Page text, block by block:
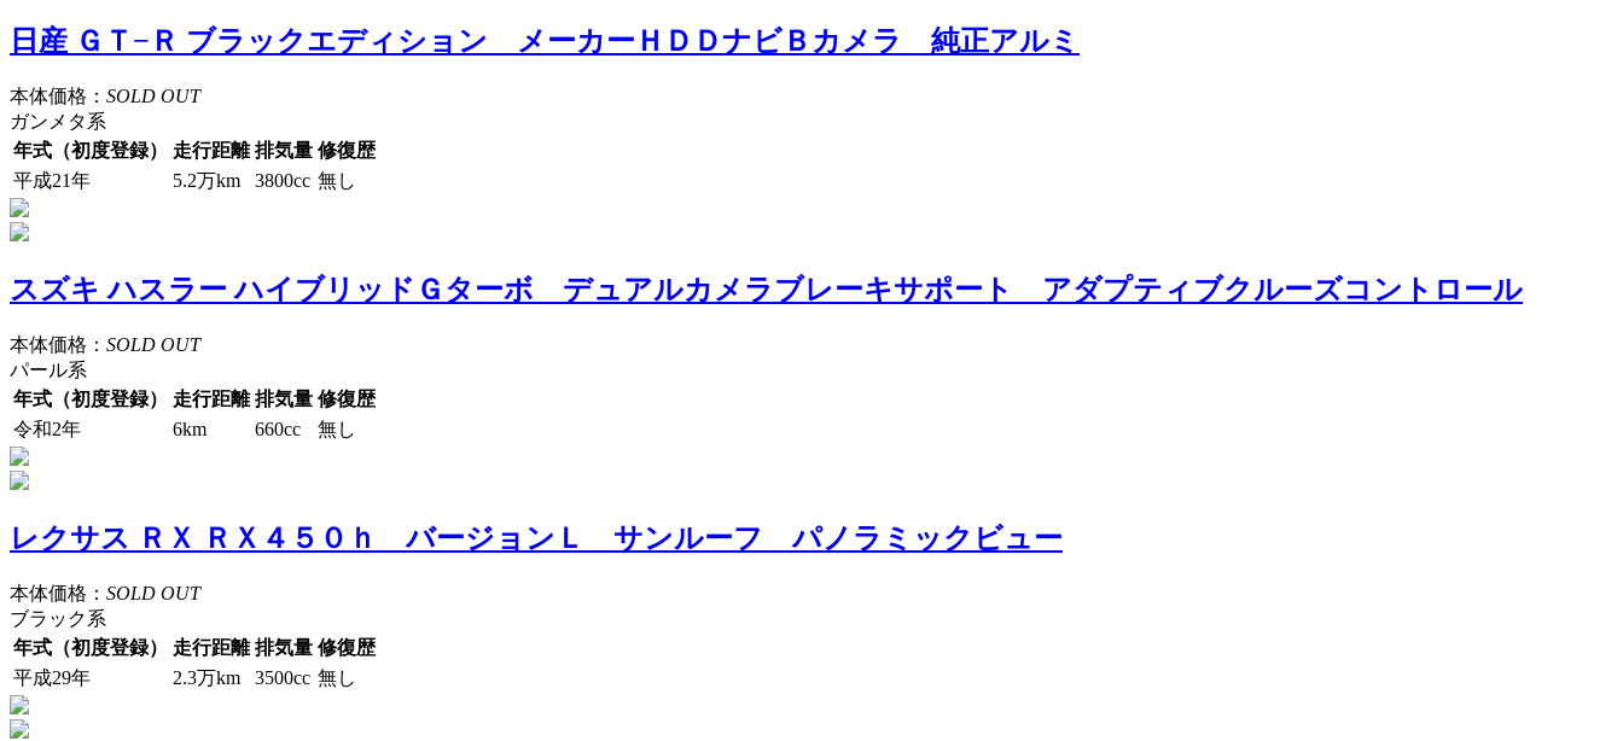
日産 ＧＴ−Ｒ ブラックエディション メーカーＨＤＤナビＢカメラ 純正アルミ
本体価格： SOLD OUT
ガンメタ系
年式（初度登録）
走行距離 排気量 修復歴
平成21年
5.2万km 3800cc 無し
スズキ ハスラー ハイブリッドＧターボ デュアルカメラブレーキサポート アダプティブクルーズコントロール
本体価格： SOLD OUT
パール系
年式（初度登録）
走行距離 排気量 修復歴
令和2年
6km 660cc 無し
レクサス ＲＸ ＲＸ４５０ｈ バージョンＬ サンルーフ パノラミックビュー
本体価格： SOLD OUT
ブラック系
年式（初度登録）
走行距離 排気量 修復歴
平成29年
2.3万km 3500cc 無し